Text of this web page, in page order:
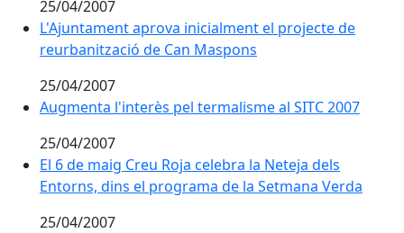
25/04/2007
L'Ajuntament aprova inicialment el projecte de
reurbanització de Can Maspons
25/04/2007
Augmenta l'interès pel termalisme al SITC 2007
Augmenta l'interès pel termalisme al SITC 2007
25/04/2007
El 6 de maig Creu Roja celebra la Neteja dels
Entorns, dins el programa de la Setmana Verda
25/04/2007